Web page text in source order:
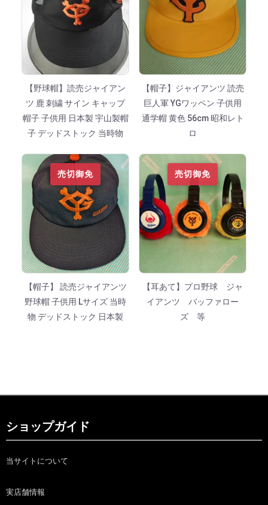
【野球帽】読売ジャイアン
ツ 鹿 刺繍 サイン キャップ
帽子 子供用 日本製 宇山製帽
子 デッドストック 当時物
【帽子】ジャイアンツ 読売
巨人軍 YGワッペン 子供用
通学帽 黄色 56cm 昭和レト
ロ
売切御免
【帽子】 読売ジャイアンツ
野球帽 子供用 Lサイズ 当時
物 デッドストック 日本製
売切御免
【耳あて】プロ野球 ジャ
イアンツ バッファロー
ズ 等
ショップガイド
当サイトについて
実店舗情報